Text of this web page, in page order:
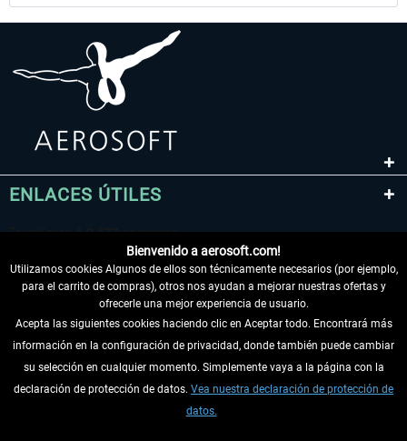
ENLACES ÚTILES
DESISTIR DEL CONTRATO
INFORMACIÓN
Bienvenido a aerosoft.com!
Utilizamos cookies Algunos de ellos son técnicamente necesarios (por ejemplo,
para el carrito de compras), otros nos ayudan a mejorar nuestras ofertas y
ofrecerle una mejor experiencia de usuario.
Acepta las siguientes cookies haciendo clic en Aceptar todo. Encontrará más
información en la configuración de privacidad, donde también puede cambiar
su selección en cualquier momento. Simplemente vaya a la página con la
declaración de protección de datos. Vea nuestra declaración de protección de
datos.